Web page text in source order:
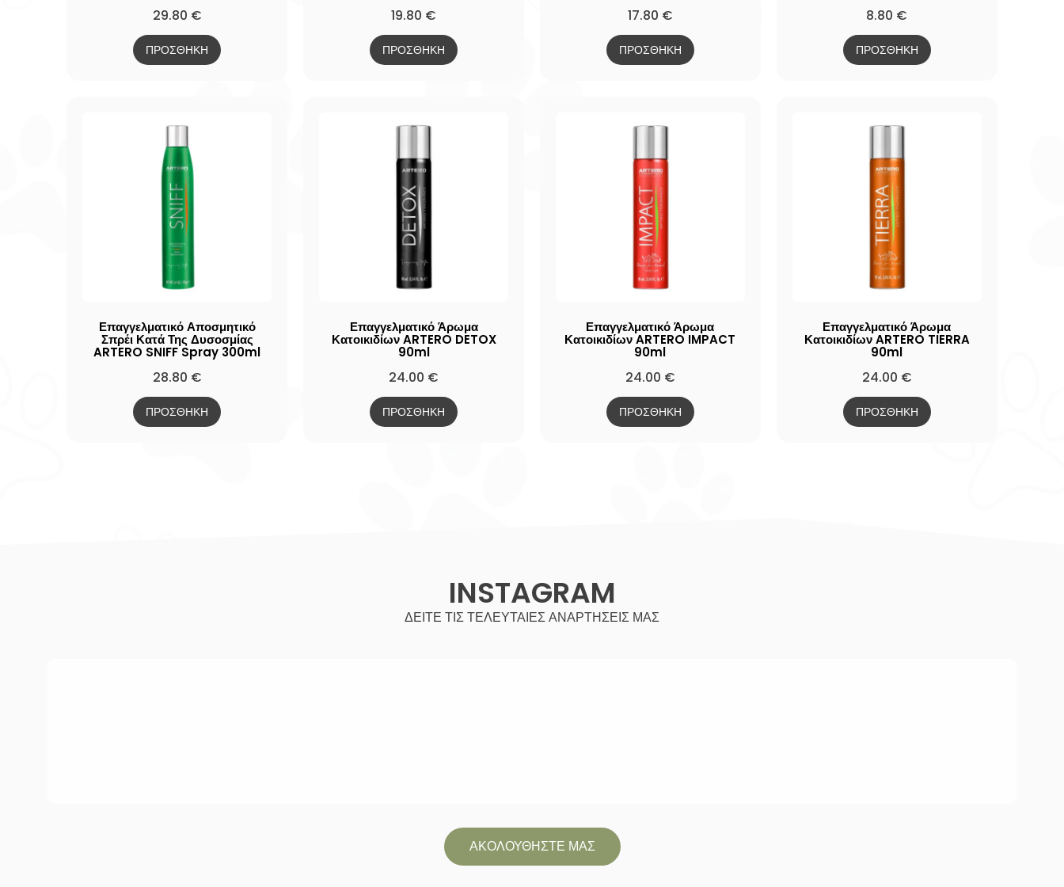
29.80 €
ΠΡΟΣΘΗΚΗ
19.80 €
ΠΡΟΣΘΗΚΗ
17.80 €
ΠΡΟΣΘΗΚΗ
8.80 €
ΠΡΟΣΘΗΚΗ
Επαγγελματικό Αποσμητικό
Σπρέι Κατά Της Δυσοσμίας
ARTERO SNIFF Spray 300ml
28.80 €
ΠΡΟΣΘΗΚΗ
Επαγγελματικό Άρωμα
Κατοικιδίων ARTERO DETOX
90ml
24.00 €
ΠΡΟΣΘΗΚΗ
Επαγγελματικό Άρωμα
Κατοικιδίων ARTERO IMPACT
90ml
24.00 €
ΠΡΟΣΘΗΚΗ
Επαγγελματικό Άρωμα
Κατοικιδίων ARTERO TIERRA
90ml
24.00 €
ΠΡΟΣΘΗΚΗ
INSTAGRAM
ΔΕΙΤΕ ΤΙΣ ΤΕΛΕΥΤΑΙΕΣ ΑΝΑΡΤΗΣΕΙΣ ΜΑΣ
ΑΚΟΛΟΥΘΗΣΤΕ ΜΑΣ